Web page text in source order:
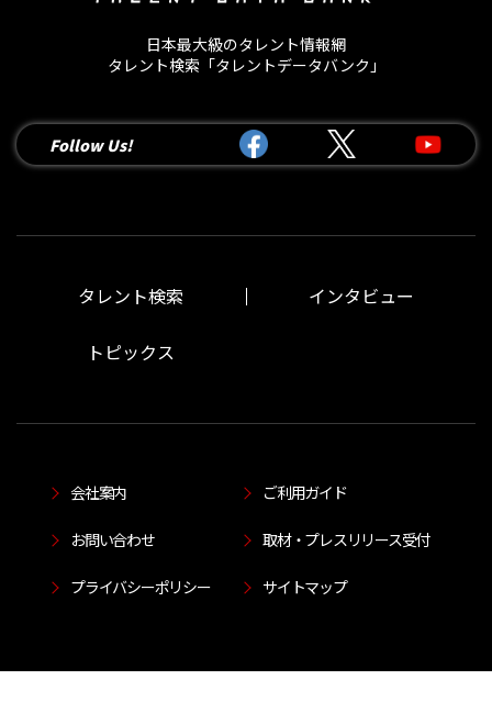
日本最大級のタレント情報網
タレント検索「タレントデータバンク」
Follow Us!
タレント検索 インタビュー
トピックス
会社案内 ご利用ガイド
お問い合わせ 取材・プレスリリース受付
プライバシーポリシー サイトマップ